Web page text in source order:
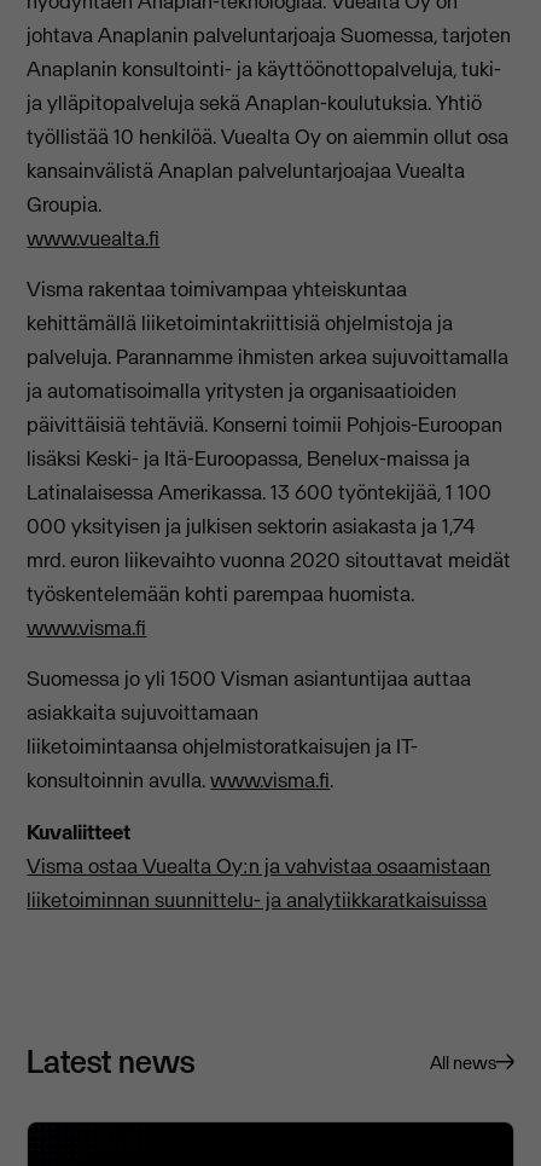
johtava Anaplanin palveluntarjoaja Suomessa, tarjoten
Anaplanin konsultointi- ja käyttöönottopalveluja, tuki-
ja ylläpitopalveluja sekä Anaplan-koulutuksia. Yhtiö
työllistää 10 henkilöä. Vuealta Oy on aiemmin ollut osa
kansainvälistä Anaplan palveluntarjoajaa Vuealta
Groupia.
www.vuealta.fi
Visma rakentaa toimivampaa yhteiskuntaa
kehittämällä liiketoimintakriittisiä ohjelmistoja ja
palveluja. Parannamme ihmisten arkea sujuvoittamalla
ja automatisoimalla yritysten ja organisaatioiden
päivittäisiä tehtäviä. Konserni toimii Pohjois-Euroopan
lisäksi Keski- ja Itä-Euroopassa, Benelux-maissa ja
Latinalaisessa Amerikassa. 13 600 työntekijää, 1 100
000 yksityisen ja julkisen sektorin asiakasta ja 1,74
mrd. euron liikevaihto vuonna 2020 sitouttavat meidät
työskentelemään kohti parempaa huomista.
www.visma.fi
Suomessa jo yli 1500 Visman asiantuntijaa auttaa
asiakkaita sujuvoittamaan
liiketoimintaansa ohjelmistoratkaisujen ja IT-
konsultoinnin avulla.www.visma.fi.
Kuvaliitteet
Visma ostaa Vuealta Oy:n ja vahvistaa osaamistaan
liiketoiminnan suunnittelu- ja analytiikkaratkaisuissa
Latest news All news